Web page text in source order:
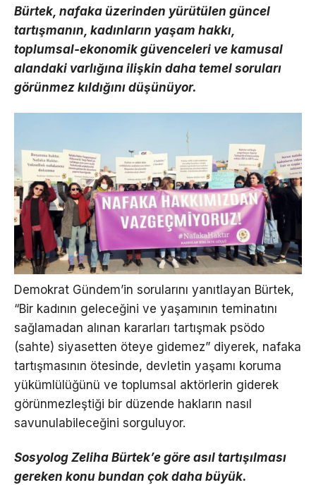
Bürtek, nafaka üzerinden yürütülen güncel
tartışmanın, kadınların yaşam hakkı,
toplumsal-ekonomik güvenceleri ve kamusal
alandaki varlığına ilişkin daha temel soruları
görünmez kıldığını düşünüyor.
Demokrat Gündem’in sorularını yanıtlayan Bürtek,
“Bir kadının geleceğini ve yaşamının teminatını
sağlamadan alınan kararları tartışmak psödo
(sahte) siyasetten öteye gidemez” diyerek, nafaka
tartışmasının ötesinde, devletin yaşamı koruma
yükümlülüğünü ve toplumsal aktörlerin giderek
görünmezleştiği bir düzende hakların nasıl
savunulabileceğini sorguluyor.
Sosyolog Zeliha Bürtek’e göre asıl tartışılması
gereken konu bundan çok daha büyük.